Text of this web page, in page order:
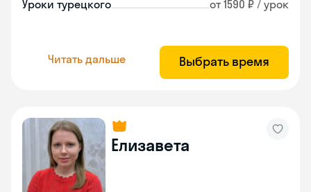
Уроки турецкого от 1590 ₽ / урок
Читать дальше Выбрать время
Елизавета